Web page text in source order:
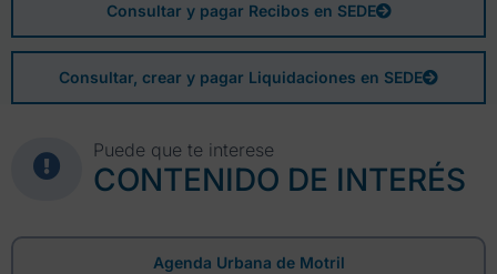
Consultar y pagar Recibos en SEDE
Consultar, crear y pagar Liquidaciones en SEDE
Puede que te interese
CONTENIDO DE INTERÉS
Agenda Urbana de Motril